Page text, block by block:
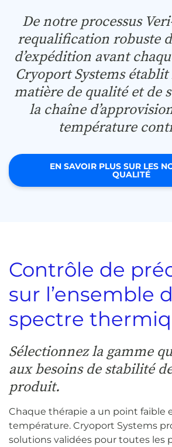
De notre processus
requalification robuste
d’expédition avant
Cryoport Systems
matière de qualité et de
la chaîne
température
EN SAVOIR PLUS SUR LES
QUALITÉ
Contrôle de
sur l’ensemble
spectre
Sélectionnez la gamme
aux besoins de stabilité
produit.
Chaque thérapie a un point faible
température. Cryoport Systems
solutions validées pour toutes les